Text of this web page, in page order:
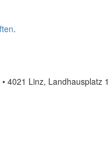
.
4021 Linz, Landhausplatz 1